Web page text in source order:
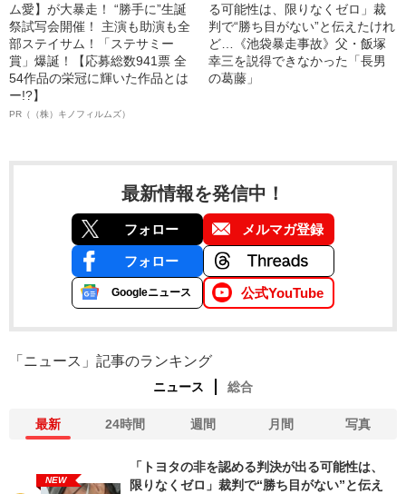
ム愛】が大暴走！ “勝手に”生誕
祭試写会開催！ 主演も助演も全
部ステイサム！「ステサミー
賞」爆誕！【応募総数941票 全
54作品の栄冠に輝いた作品とは
ー!?】
PR（（株）キノフィルムズ）
る可能性は、限りなくゼロ」裁
判で“勝ち目がない”と伝えたけれ
ど…《池袋暴走事故》父・飯塚
幸三を説得できなかった「長男
の葛藤」
最新情報を発信中！
フォロー メルマガ登録
フォロー
Googleニュース 公式YouTube
「ニュース」記事のランキング
ニュース 総合
最新 24時間 週間 月間 写真
NEW
「トヨタの非を認める判決が出る可能性は、
限りなくゼロ」裁判で“勝ち目がない”と伝え